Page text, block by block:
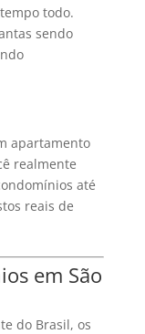
todo.
sendo
apartamento
realmente
até
reais de
em São
do Brasil, os